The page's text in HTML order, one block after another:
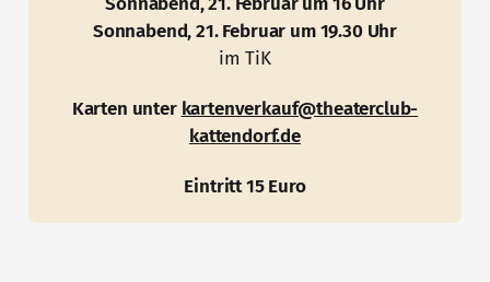
Sonnabend, 21. Februar um 19.30 Uhr
im TiK
Karten unter kartenverkauf@theaterclub-
kattendorf.de
Eintritt 15 Euro